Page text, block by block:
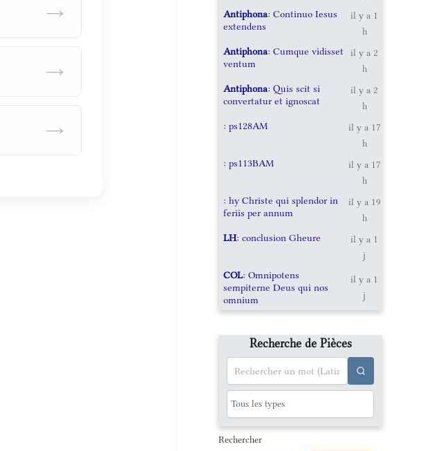
→
→
→
Antiphona: Continuo Iesus
extendens
il y a 1
h
Antiphona: Cumque vidisset
ventum
il y a 2
h
Antiphona: Quis scit si
convertatur et ignoscat
il y a 2
h
: ps128AM
il y a 17
h
: ps113BAM
il y a 17
h
: hy Christe qui splendor in
feriis per annum
il y a 19
h
LH: conclusion Gheure
il y a 1
j
COL: Omnipotens
sempiterne Deus qui nos
omnium
il y a 1
j
Recherche de Pièces
Rechercher